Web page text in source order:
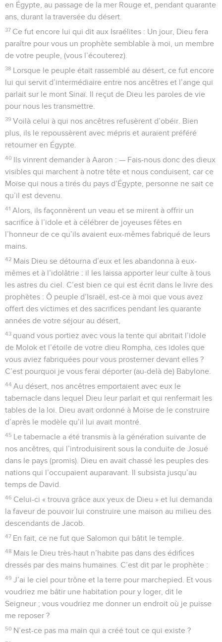
en Égypte, au passage de la mer Rouge et, pendant quarante
ans, durant la traversée du désert.
37 Ce fut encore lui qui dit aux Israélites : Un jour, Dieu fera
paraître pour vous un prophète semblable à moi, un membre
de votre peuple, (vous l’écouterez).
38 Lorsque le peuple était rassemblé au désert, ce fut encore
lui qui servit d’intermédiaire entre nos ancêtres et l’ange qui
parlait sur le mont Sinaï. Il reçut de Dieu les paroles de vie
pour nous les transmettre.
39 Voilà celui à qui nos ancêtres refusèrent d’obéir. Bien
plus, ils le repoussèrent avec mépris et auraient préféré
retourner en Égypte.
40 Ils vinrent demander à Aaron : — Fais-nous donc des dieux
visibles qui marchent à notre tête et nous conduisent, car ce
Moïse qui nous a tirés du pays d’Égypte, personne ne sait ce
qu’il est devenu.
41 Alors, ils façonnèrent un veau et se mirent à offrir un
sacrifice à l’idole et à célébrer de joyeuses fêtes en
l’honneur de ce qu’ils avaient eux-mêmes fabriqué de leurs
mains.
42 Mais Dieu se détourna d’eux et les abandonna à eux-
mêmes et à l’idolâtrie : il les laissa apporter leur culte à tous
les astres du ciel. C’est bien ce qui est écrit dans le livre des
prophètes : Ô peuple d’Israël, est-ce à moi que vous avez
offert des victimes et des sacrifices pendant les quarante
années de votre séjour au désert,
43 quand vous portiez avec vous la tente qui abritait l’idole
de Molok et l’étoile de votre dieu Rompha, ces idoles que
vous aviez fabriquées pour vous prosterner devant elles ?
C’est pourquoi je vous ferai déporter (au-delà de) Babylone.
44 Au désert, nos ancêtres emportaient avec eux le
tabernacle dans lequel Dieu leur parlait et qui renfermait les
tables de la loi. Dieu avait ordonné à Moïse de le construire
d’après le modèle qu’il lui avait montré.
45 Le tabernacle a été transmis à la génération suivante de
nos ancêtres, qui l’introduisirent sous la conduite de Josué
dans le pays (promis). Dieu en avait chassé les peuples des
nations qui l’occupaient auparavant. Il subsista jusqu’au
temps de David.
46 Celui-ci « trouva grâce aux yeux de Dieu » et lui demanda
la faveur de pouvoir lui construire une maison au milieu des
descendants de Jacob.
47 En fait, ce ne fut que Salomon qui bâtit le temple.
48 Mais le Dieu très-haut n’habite pas dans des édifices
dressés par des mains humaines. C’est dit par le prophète :
49 J’ai le ciel pour trône et la terre pour marchepied. Et vous
voudriez me bâtir une habitation pour y loger, dit le
Seigneur ; vous voudriez me donner un endroit où je puisse
me reposer ?
50 N’est-ce pas ma main qui a créé tout ce qui existe ?